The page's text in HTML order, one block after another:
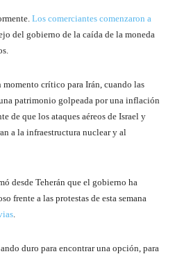
Los comerciantes comenzaron a
del gobierno de la caída de la moneda
crítico para Irán, cuando las
patrimonio golpeada por una inflación
de que los ataques aéreos de Israel y
a la infraestructura nuclear y al
desde Teherán que el gobierno ha
frente a las protestas de esta semana
.
duro para encontrar una opción, para